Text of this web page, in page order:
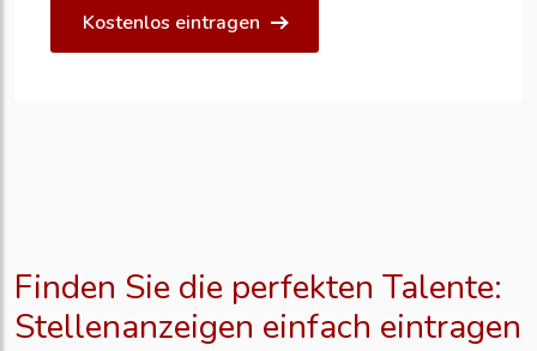
Kostenlos eintragen
Finden Sie die perfekten Talente:
Stellenanzeigen einfach eintragen